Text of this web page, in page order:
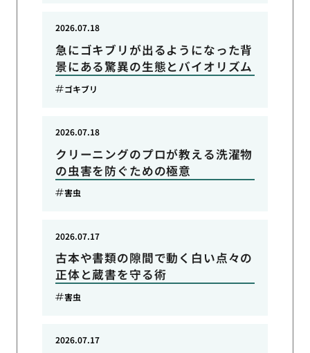
急にゴキブリが出るようになった背
景にある驚異の生態とバイオリズム
2026.07.18
ゴキブリ
クリーニングのプロが教える洗濯物
の虫害を防ぐための極意
2026.07.18
害虫
古本や書類の隙間で動く白い点々の
正体と蔵書を守る術
2026.07.17
害虫
2026.07.17